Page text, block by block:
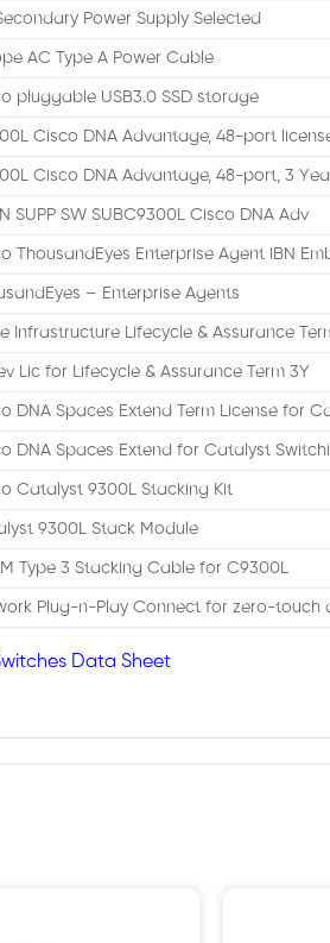
Power Supply Selected
AC Type A Power Cable
pluggable USB3.0 SSD storage
Cisco DNA Advantage, 48-port
Cisco DNA Advantage, 48-port, 3
SUPP SW SUBC9300L Cisco DNA Adv
ThousandEyes Enterprise Agent IBN
– Enterprise Agents
Infrastructure Lifecycle & Assurance
Lic for Lifecycle & Assurance Term 3Y
DNA Spaces Extend Term License for
DNA Spaces Extend for Catalyst
Catalyst 9300L Stacking Kit
9300L Stack Module
Type 3 Stacking Cable for C9300L
Plug-n-Play Connect for zero-touch
Data Sheet